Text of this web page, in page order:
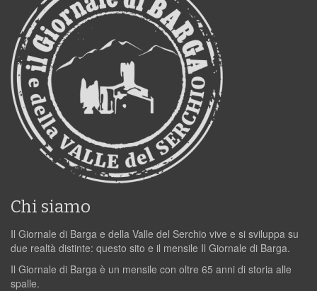
Chi siamo
Il Giornale di Barga e della Valle del Serchio vive e si sviluppa su
due realtà distinte: questo sito e il mensile Il Giornale di Barga.
Il Giornale di Barga è un mensile con oltre 65 anni di storia alle
spalle.